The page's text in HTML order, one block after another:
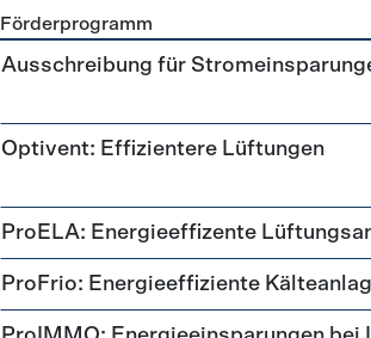
Förderprogramme Lüftung, Kälte, Klima
Förderprogramm
Ausschreibung für
Optivent: Effizientere Lüftungen
ProELA: Energieeffizente
ProFrio: Energieeffiziente